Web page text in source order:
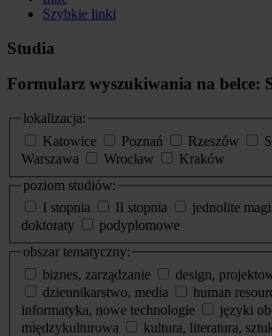
Szybkie linki
Studia
Formularz wyszukiwania na belce:
lokalizacja:
Katowice
Poznań Rzeszów
Warszawa
Wrocław
Kraków
poziom studiów:
I stopnia
II stopnia
jednolite
doktoraty
podyplomowe
obszar tematyczny:
biznes, zarządzanie
design,
dziennikarstwo, media
human
informatyka, nowe technologie
języki
międzykulturowa
kultura, literatura,